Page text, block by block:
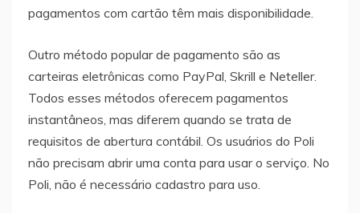
pagamentos com cartão têm mais disponibilidade.
Outro método popular de pagamento são as
carteiras eletrônicas como PayPal, Skrill e Neteller.
Todos esses métodos oferecem pagamentos
instantâneos, mas diferem quando se trata de
requisitos de abertura contábil. Os usuários do Poli
não precisam abrir uma conta para usar o serviço. No
Poli, não é necessário cadastro para uso.